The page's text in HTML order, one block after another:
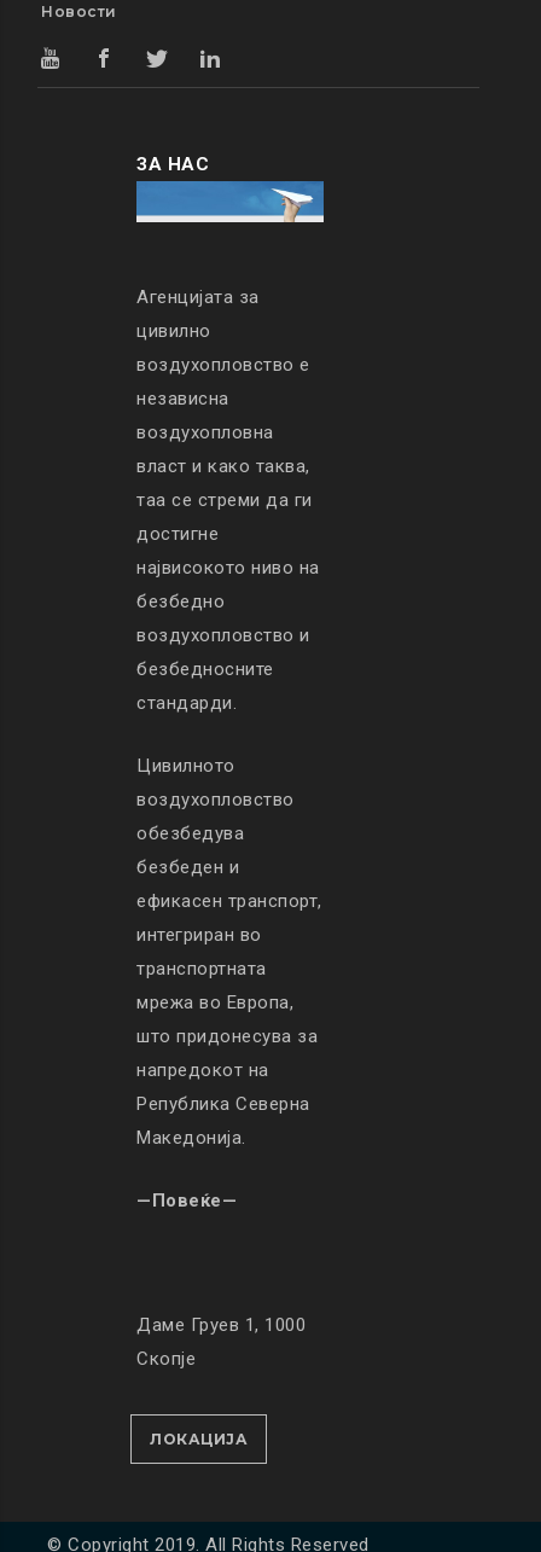
Новости
ЗА НАС
Агенцијата за
цивилно
воздухопловство е
независна
воздухопловна
власт и како таква,
таа се стреми да ги
достигне
највисокото ниво на
безбедно
воздухопловство и
безбедносните
стандарди.
Цивилното
воздухопловство
обезбедува
безбеден и
ефикасен транспорт,
интегриран во
транспортната
мрежа во Европа,
што придонесува за
напредокот на
Република Северна
Македонија.
—Повеќе—
Даме Груев 1, 1000
Скопје
ЛОКАЦИЈА
© Copyright 2019. All Rights Reserved